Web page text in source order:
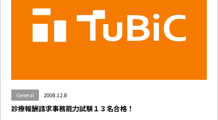
General 2008.12.8
診療報酬請求事務能力試験１３名合格！